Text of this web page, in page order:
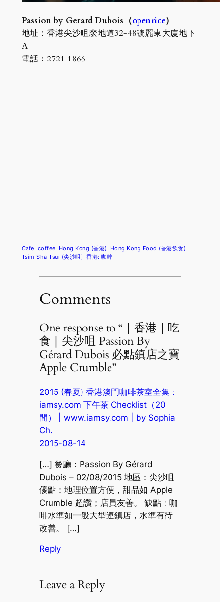
Passion by Gerard Dubois（openrice）
地址：香港尖沙咀麼地道32-48號麗東大廈地下
A
電話：2721 1866
Cafe coffee Hong Kong (香港)
Hong Kong Food (香港飲食)
Tsim Sha Tsui (尖沙咀) 香港: 咖啡
Comments
One response to “｜香港｜吃
食｜尖沙咀 Passion By
Gérard Dubois 必點鎮店之寶
Apple Crumble”
2015 (春夏) 香港澳門咖啡茶室全集：
iamsy.com 下午茶 Checklist（20
間） | www.iamsy.com | by Sophia
Ch.
2015-08-14
[…] 餐廳：Passion By Gérard
Dubois – 02/08/2015 地區：尖沙咀
優點：地理位置方便，甜品如 Apple
Crumble 超讚；店員友善。 缺點：咖
啡水準如一般大型連鎮店，水準有待
改善。 […]
Reply
Leave a Reply